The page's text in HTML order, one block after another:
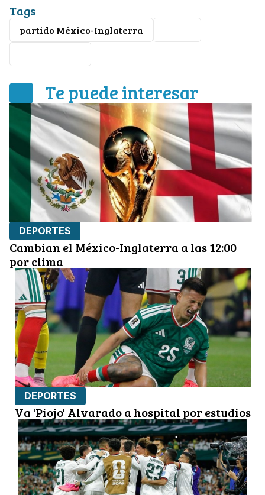
Tags
partido México-Inglaterra
Te puede interesar
DEPORTES
Cambian el México-Inglaterra a las 12:00
por clima
DEPORTES
Va 'Piojo' Alvarado a hospital por estudios